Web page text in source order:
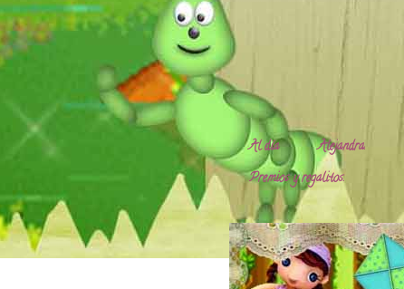
Al día Alejandra.
Premios y regalitos.